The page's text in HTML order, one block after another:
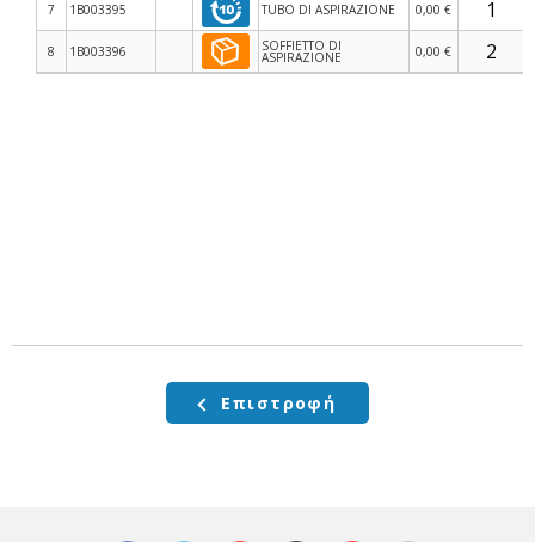
7 1B003395 TUBO DI ASPIRAZIONE 0,00 €
8 1B003396 SOFFIETTO DI
ASPIRAZIONE 0,00 €
Επιστροφή